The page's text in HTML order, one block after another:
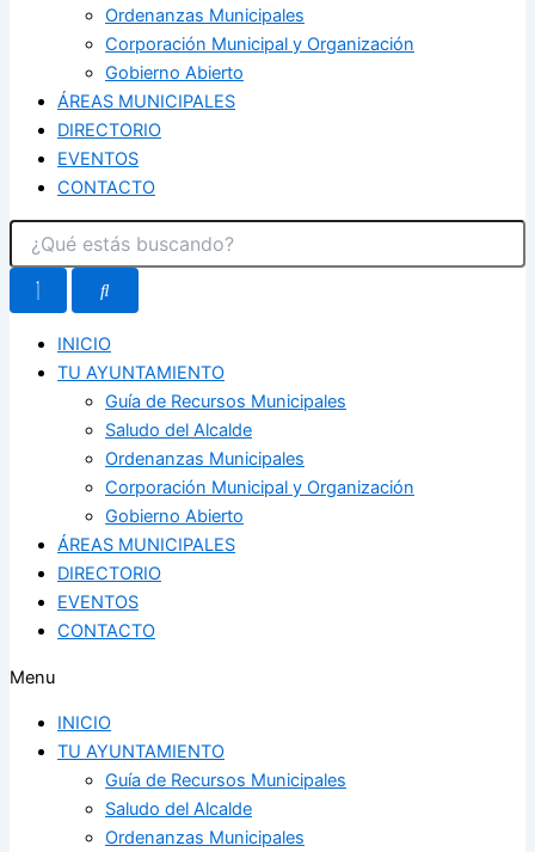
Ordenanzas Municipales
Corporación Municipal y Organización
Gobierno Abierto
ÁREAS MUNICIPALES
DIRECTORIO
EVENTOS
CONTACTO
INICIO
TU AYUNTAMIENTO
Guía de Recursos Municipales
Saludo del Alcalde
Ordenanzas Municipales
Corporación Municipal y Organización
Gobierno Abierto
ÁREAS MUNICIPALES
DIRECTORIO
EVENTOS
CONTACTO
Menu
INICIO
TU AYUNTAMIENTO
Guía de Recursos Municipales
Saludo del Alcalde
Ordenanzas Municipales